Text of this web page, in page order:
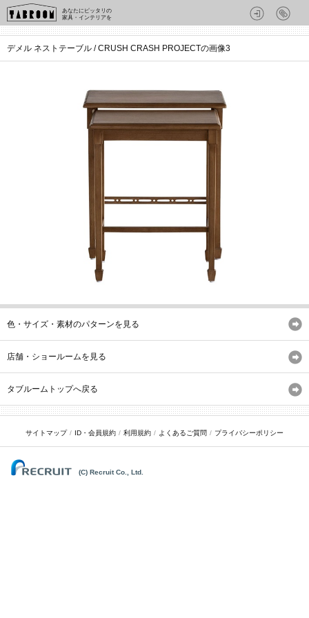
あなたにピッタリの
家具・インテリアを
デメル ネストテーブル / CRUSH CRASH PROJECTの画像3
色・サイズ・素材のパターンを見る
店舗・ショールームを見る
タブルームトップへ戻る
サイトマップ ID・会員規約 利用規約 よくあるご質問 プライバシーポリシー
(C) Recruit Co., Ltd.